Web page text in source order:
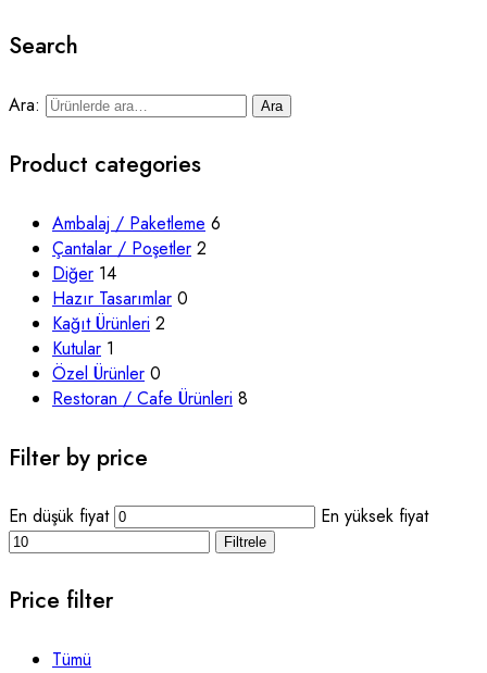
Search
Ara: Ara
Product categories
Ambalaj / Paketleme 6
Çantalar / Poşetler 2
Diğer 14
Hazır Tasarımlar 0
Kağıt Ürünleri 2
Kutular 1
Özel Ürünler 0
Restoran / Cafe Ürünleri 8
Filter by price
En düşük fiyat En yüksek fiyat
Filtrele
Price filter
Tümü